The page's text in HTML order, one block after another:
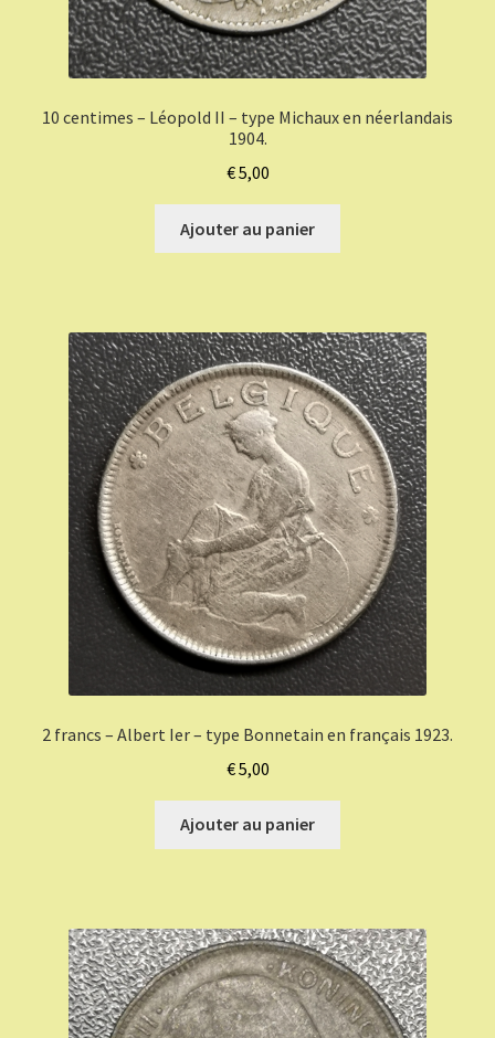
10 centimes – Léopold II – type Michaux en néerlandais
1904.
€5,00
Ajouter au panier
2 francs – Albert Ier – type Bonnetain en français 1923.
€5,00
Ajouter au panier